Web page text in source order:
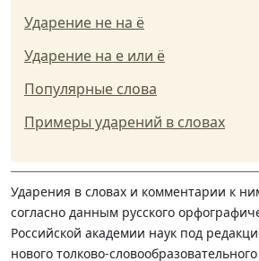
Ударение не на ё
Ударение на е или ё
Популярные слова
Примеры ударений в словах
Ударения в словах и комментарии к
согласно данным русского
Российской академии наук под
нового толково-